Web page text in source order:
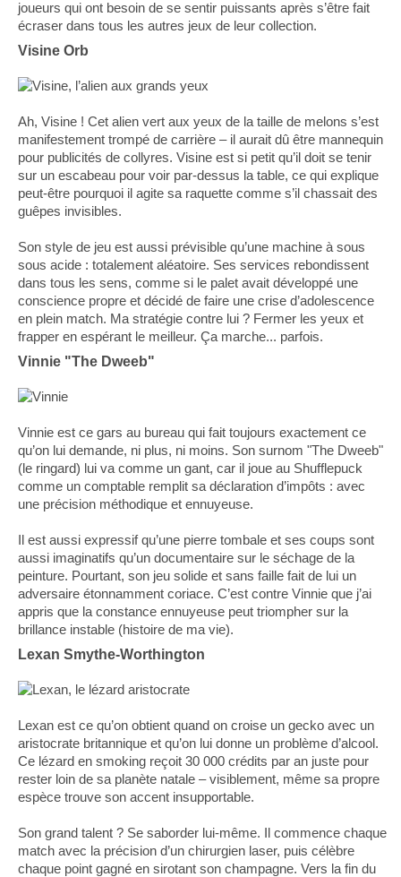
joueurs qui ont besoin de se sentir puissants après s’être fait
écraser dans tous les autres jeux de leur collection.
Visine Orb
Ah, Visine ! Cet alien vert aux yeux de la taille de melons s’est
manifestement trompé de carrière – il aurait dû être mannequin
pour publicités de collyres. Visine est si petit qu’il doit se tenir
sur un escabeau pour voir par-dessus la table, ce qui explique
peut-être pourquoi il agite sa raquette comme s’il chassait des
guêpes invisibles.
Son style de jeu est aussi prévisible qu’une machine à sous
sous acide : totalement aléatoire. Ses services rebondissent
dans tous les sens, comme si le palet avait développé une
conscience propre et décidé de faire une crise d’adolescence
en plein match. Ma stratégie contre lui ? Fermer les yeux et
frapper en espérant le meilleur. Ça marche... parfois.
Vinnie "The Dweeb"
Vinnie est ce gars au bureau qui fait toujours exactement ce
qu’on lui demande, ni plus, ni moins. Son surnom "The Dweeb"
(le ringard) lui va comme un gant, car il joue au Shufflepuck
comme un comptable remplit sa déclaration d’impôts : avec
une précision méthodique et ennuyeuse.
Il est aussi expressif qu’une pierre tombale et ses coups sont
aussi imaginatifs qu’un documentaire sur le séchage de la
peinture. Pourtant, son jeu solide et sans faille fait de lui un
adversaire étonnamment coriace. C’est contre Vinnie que j’ai
appris que la constance ennuyeuse peut triompher sur la
brillance instable (histoire de ma vie).
Lexan Smythe-Worthington
Lexan est ce qu’on obtient quand on croise un gecko avec un
aristocrate britannique et qu’on lui donne un problème d’alcool.
Ce lézard en smoking reçoit 30 000 crédits par an juste pour
rester loin de sa planète natale – visiblement, même sa propre
espèce trouve son accent insupportable.
Son grand talent ? Se saborder lui-même. Il commence chaque
match avec la précision d’un chirurgien laser, puis célèbre
chaque point gagné en sirotant son champagne. Vers la fin du